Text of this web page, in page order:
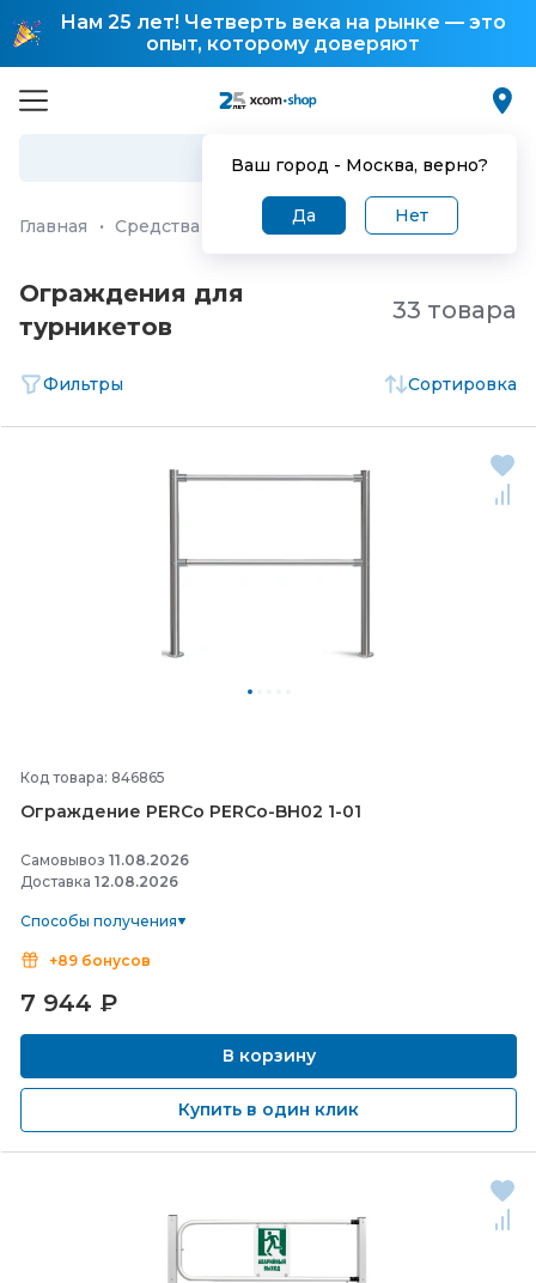
Нам 25 лет! Четверть века на рынке — это
опыт, которому доверяют
Ваш город - Москва, верно?
Да Нет
Главная · Средства и системы безопасности
Ограждения для
турникетов
33 товара
Фильтры Сортировка
Код товара: 846865
Ограждение PERCo PERCo-BH02 1-01
Самовывоз 11.08.2026
Доставка 12.08.2026
Способы получения
+89 бонусов
7 944 ₽
В корзину
Купить в один клик